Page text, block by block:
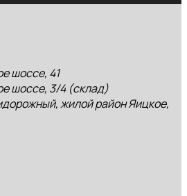
шоссе, 41
шоссе, 3/4 (склад)
жилой район Яицкое,